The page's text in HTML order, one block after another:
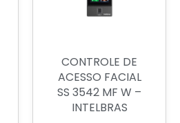
CONTROLE DE
ACESSO FACIAL
SS 3542 MF W –
INTELBRAS